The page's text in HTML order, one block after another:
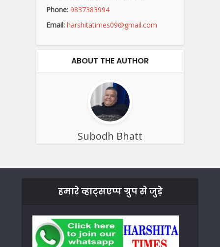
Phone: 9837383994
Email: harshitatimes09@gmail.com
ABOUT THE AUTHOR
Subodh Bhatt
हमारे व्हाट्सएप्प ग्रुप से जुड़े